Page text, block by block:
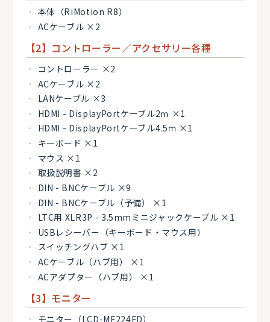
本体（RiMotion R8）
ACケーブル ×2
【2】コントローラー／アクセサリー各種
コントローラー ×2
ACケーブル ×2
LANケーブル ×3
HDMI - DisplayPortケーブル2ｍ ×1
HDMI - DisplayPortケーブル4.5ｍ ×1
キーボード ×1
マウス ×1
取扱説明書 ×2
DIN - BNCケーブル ×9
DIN - BNCケーブル（予備） ×1
LTC用 XLR3P - 3.5mmミニジャックケーブル ×1
USBレシーバー（キーボード・マウス用）
スイッチングハブ ×1
ACケーブル（ハブ用） ×1
ACアダプター（ハブ用） ×1
【3】モニター
モニター（LCD-MF224FD）